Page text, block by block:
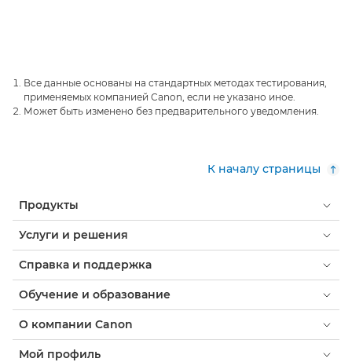
Все данные основаны на стандартных методах тестирования,
применяемых компанией Canon, если не указано иное.
Может быть изменено без предварительного уведомления.
К началу страницы
Продукты
Услуги и решения
Справка и поддержка
Обучение и образование
О компании Canon
Мой профиль